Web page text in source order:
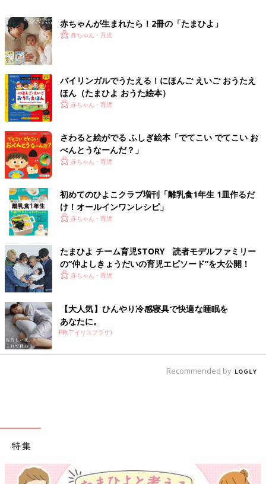
赤ちゃんが生まれたら！2冊の「たまひよ」
赤ちゃん・育児
バイリンガルでうたえる！にほんご えいご おうたえ
ほん（たまひよ おうた絵本）
赤ちゃん・育児
さわると絵がでる ふしぎ絵本「でてこい でてこい お
べんとうなーんだ？」
赤ちゃん・育児
初めてのひよこクラブ増刊「離乳食1年生 1皿作るだ
け！オールインワン​レシピ」
赤ちゃん・育児
たまひよ チーム育児STORY 読者モデルファミリー
の“仲よしきょうだいの育児エピソード”を大公開！
赤ちゃん・育児
【大人気】ひんやり冷感寝具で快適な睡眠を
あなたに。
PR(アイリスプラザ)
Recommended by
特集